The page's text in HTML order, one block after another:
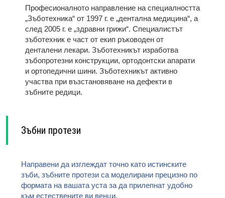
Професионалното направление на специалността
„Зъботехника“ от 1997 г. е „дентална медицина“, а
след 2005 г. е „здравни грижи“. Специалистът
зъботехник е част от екип ръководен от
денталени лекари. Зъботехникът изработва
зъбопротезни конструкции, ортодонтски апарати
и ортопедични шини. Зъботехникът активно
участва при възстановяване на дефекти в
зъбните редици.
Зъбни протези
Направени да изглеждат точно като истинските
зъби, зъбните протези са моделирани прецизно по
формата на вашата уста за да прилепнат удобно
към естествените ви венци.